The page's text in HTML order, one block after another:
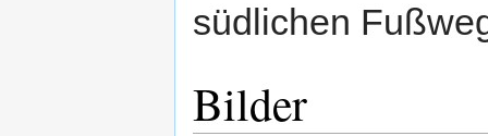
südlichen
Bilder